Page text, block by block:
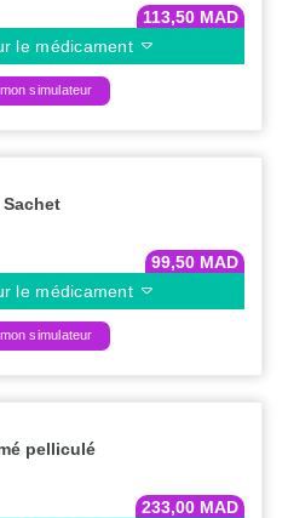
113,50 MAD
le médicament
simulateur
Sachet
99,50 MAD
le médicament
simulateur
pelliculé
233,00 MAD